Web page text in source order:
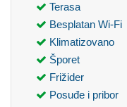
Terasa
Besplatan Wi-Fi
Klimatizovano
Šporet
Frižider
Posuđe i pribor